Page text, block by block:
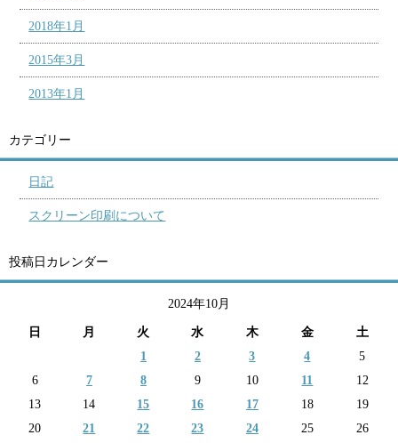
2018年1月
2015年3月
2013年1月
カテゴリー
日記
スクリーン印刷について
投稿日カレンダー
2024年10月
日 月 火 水 木 金
土
1
2 3 4
5
6
7 8 9 10 11
12
13
14 15 16 17 18
19
20
21 22 23 24 25 26